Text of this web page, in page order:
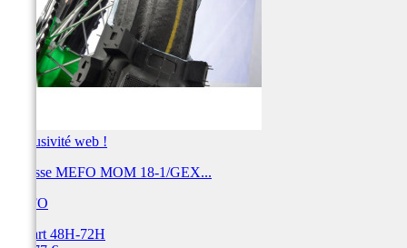
Exclusivité web !
Mousse MEFO MOM 18-1/GEX...
MEFO
Départ 48H-72H